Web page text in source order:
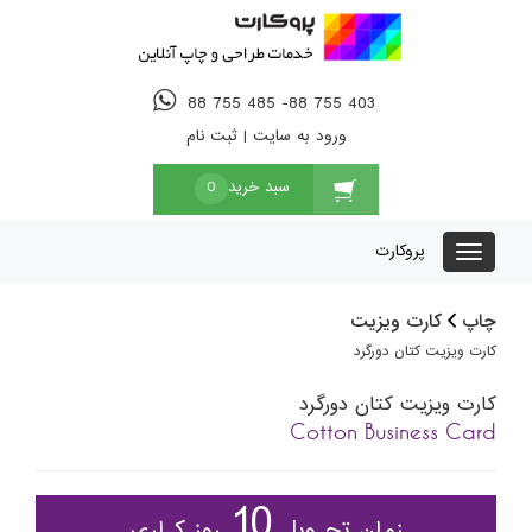
88 755 485 -88 755 403
ورود به سایت |ثبت نام
سبد خرید 0
پروکارت
چاپ کارت ویزیت
کارت ویزیت کتان دورگرد
کارت ویزیت کتان دورگرد
Cotton Business Card